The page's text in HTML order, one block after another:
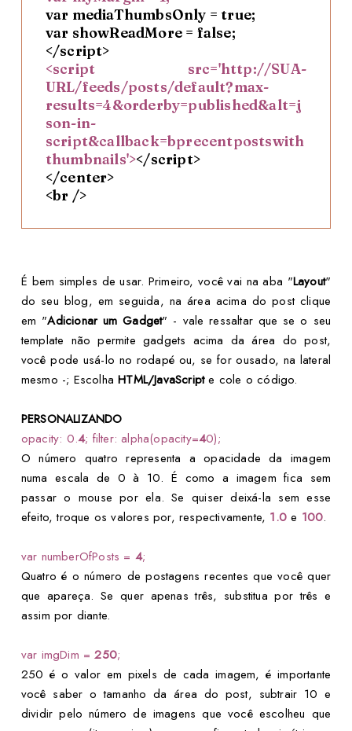
var mediaThumbsOnly = true;
var showReadMore = false;
</script>
<script src='http://SUA-
URL/feeds/posts/default?max-
results=4&orderby=published&alt=j
son-in-
script&callback=bprecentpostswith
thumbnails'></script>
</center>
<br />
É bem simples de usar. Primeiro, você vai na aba "Layout"
do seu blog, em seguida, na área acima do post clique
em "Adicionar um Gadget" - vale ressaltar que se o seu
template não permite gadgets acima da área do post,
você pode usá-lo no rodapé ou, se for ousado, na lateral
mesmo -; EscolhaHTML/JavaScripte cole o código.
PERSONALIZANDO
opacity: 0.4; filter: alpha(opacity=40);
O número quatro representa a opacidade da imagem
numa escala de 0 à 10. É como a imagem fica sem
passar o mouse por ela. Se quiser deixá-la sem esse
efeito, troque os valores por, respectivamente, 1.0 e 100.
var numberOfPosts = 4;
Quatro é o número de postagens recentes que você quer
que apareça. Se quer apenas três, substitua por três e
assim por diante.
var imgDim =250;
250 é o valor em pixels de cada imagem, é importante
você saber o tamanho da área do post, subtrair 10 e
dividir pelo número de imagens que você escolheu que